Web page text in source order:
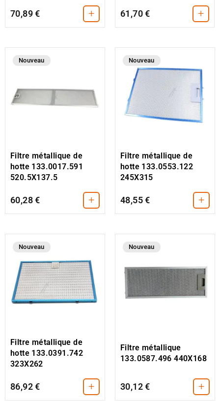
70,89 € + 61,70 € +
Nouveau
Filtre métallique de
hotte 133.0017.591
520.5X137.5
60,28 € +
Nouveau
Filtre métallique de
hotte 133.0553.122
245X315
48,55 € +
Nouveau
Filtre métallique de
hotte 133.0391.742
323X262
86,92 € +
Nouveau
Filtre métallique
133.0587.496 440X168
30,12 € +